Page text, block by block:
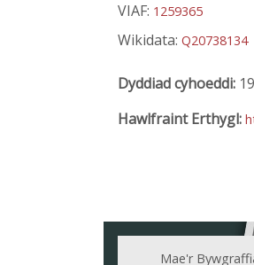
VIAF: 1259365
Wikidata: Q20738134
Dyddiad cyhoeddi:
Hawlfraint Erthygl:
Mae'r